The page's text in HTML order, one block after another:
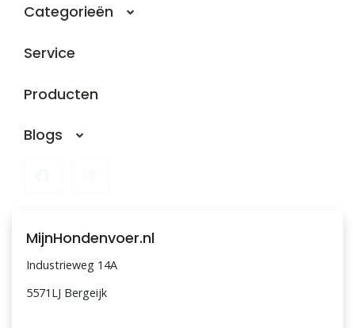
Categorieën
Service
Producten
Blogs
MijnHondenvoer.nl
Industrieweg 14A
5571LJ Bergeijk